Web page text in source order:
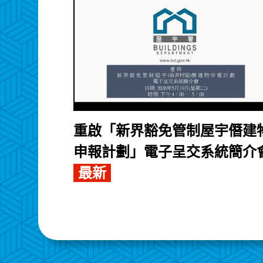
重啟「新界豁免管制屋宇僭建
申報計劃」電子呈交系統簡介
最新